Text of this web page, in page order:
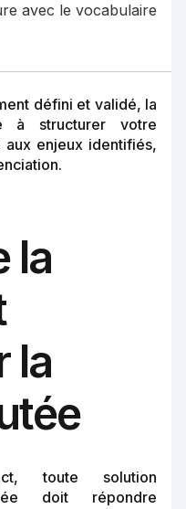
avec le vocabulaire
défini et validé, la
à structurer votre
enjeux identifiés,
la
la
toute solution
doit répondre